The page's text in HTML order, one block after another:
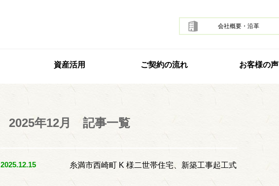
会社概要・沿革
資産活用 ご契約の流れ お客様の声
2025年12月 記事一覧
2025.12.15 糸満市西崎町 K 様二世帯住宅、新築工事起工式